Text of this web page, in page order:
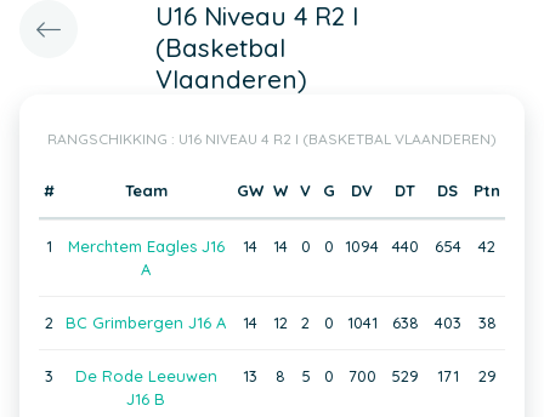
U16 Niveau 4 R2 I
(Basketbal
Vlaanderen)
RANGSCHIKKING : U16 NIVEAU 4 R2 I (BASKETBAL VLAANDEREN)
# Team GW W V G DV DT DS Ptn
1
Merchtem Eagles J16
A
14 14 0 0 1094 440 654 42
2 BC Grimbergen J16 A 14 12 2 0 1041 638 403 38
3
De Rode Leeuwen
J16 B
13 8 5 0 700 529 171 29